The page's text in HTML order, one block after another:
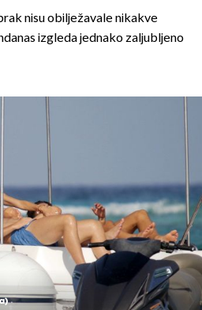
nisu obilježavale nikakve
izgleda jednako zaljubljeno